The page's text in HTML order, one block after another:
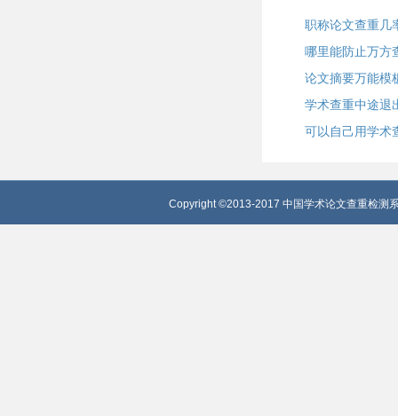
职称论文查重几
哪里能防止万方
论文摘要万能模
学术查重中途退
可以自己用学术
Copyright ©2013-2017 中国学术论文查重检